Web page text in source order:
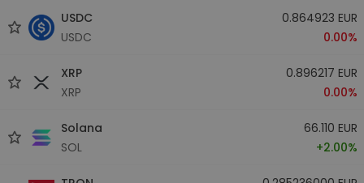
USDC
USDC
0.864923 EUR
0.00%
XRP
XRP
0.896217 EUR
0.00%
Solana
SOL
66.110 EUR
+2.00%